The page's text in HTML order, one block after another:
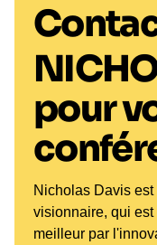
pour
Nicholas Davis
visionnaire, qui
meilleur par